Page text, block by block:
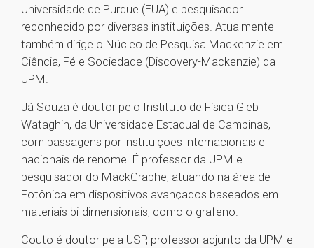
Universidade de Purdue (EUA) e pesquisador
reconhecido por diversas instituições. Atualmente
também dirige o Núcleo de Pesquisa Mackenzie em
Ciência, Fé e Sociedade (Discovery-Mackenzie) da
UPM.
Já Souza é doutor pelo Instituto de Física Gleb
Wataghin, da Universidade Estadual de Campinas,
com passagens por instituições internacionais e
nacionais de renome. É professor da UPM e
pesquisador do MackGraphe, atuando na área de
Fotônica em dispositivos avançados baseados em
materiais bi-dimensionais, como o grafeno.
Couto é doutor pela USP, professor adjunto da UPM e